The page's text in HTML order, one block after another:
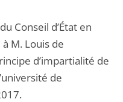
Conseil d’État en
M. Louis de
d’impartialité de
de